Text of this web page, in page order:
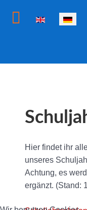
Sprache auswählen
Hier findet ihr
unseres
Achtung, es
ergänzt. (Stand: